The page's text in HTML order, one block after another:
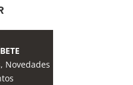
Novedades